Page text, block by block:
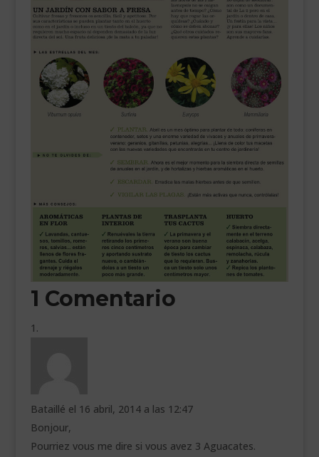
1 Comentario
Bataillé el 16 abril, 2014 a las 12:47
Bonjour,
Pourriez vous me dire si vous avez 3 Aguacates.